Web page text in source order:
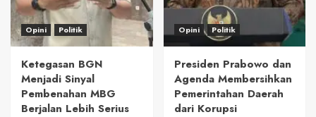
Opini Politik
Ketegasan BGN
Menjadi Sinyal
Pembenahan MBG
Berjalan Lebih Serius
Opini Politik
Presiden Prabowo dan
Agenda Membersihkan
Pemerintahan Daerah
dari Korupsi